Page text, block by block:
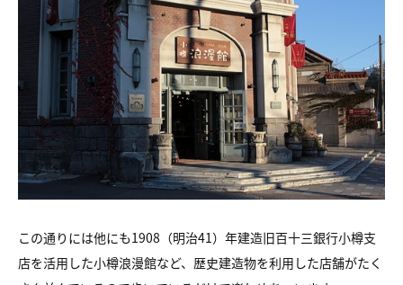
この通りには他にも1908（明治41）年建造旧百十三銀行小樽支
店を活用した小樽浪漫館など、歴史建造物を利用した店舗がたく